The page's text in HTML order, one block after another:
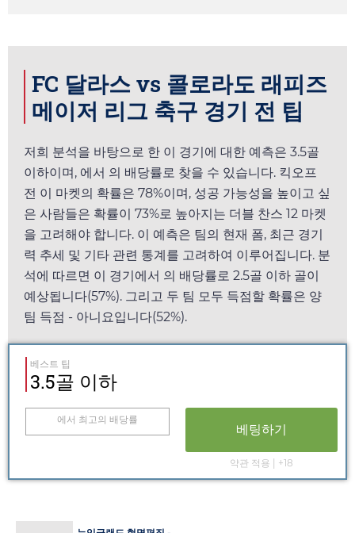
FC 달라스 vs 콜로라도 래피즈
메이저 리그 축구 경기 전 팁
저희 분석을 바탕으로 한 이 경기에 대한 예측은 3.5골
이하이며, 에서 의 배당률로 찾을 수 있습니다. 킥오프
전 이 마켓의 확률은 78%이며, 성공 가능성을 높이고 싶
은 사람들은 확률이 73%로 높아지는 더블 찬스 12 마켓
을 고려해야 합니다. 이 예측은 팀의 현재 폼, 최근 경기
력 추세 및 기타 관련 통계를 고려하여 이루어집니다. 분
석에 따르면 이 경기에서 의 배당률로 2.5골 이하 골이
예상됩니다(57%). 그리고 두 팀 모두 득점할 확률은 양
팀 득점 - 아니요입니다(52%).
베스트 팁
3.5골 이하
에서 최고의 배당률
베팅하기
약관 적용 | +18